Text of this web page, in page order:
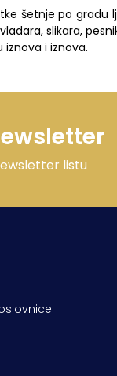
šetnje po
slikara,
i iznova.
listu